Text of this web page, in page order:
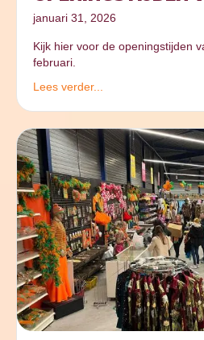
januari 31, 2026
Kijk hier voor de openingstijden
februari.
Lees verder...